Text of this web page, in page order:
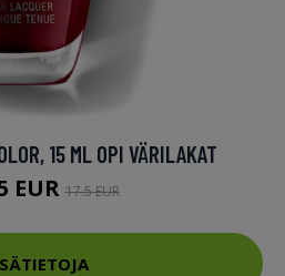
15 ML OPI VÄRILAKAT
EUR17.5 EUR